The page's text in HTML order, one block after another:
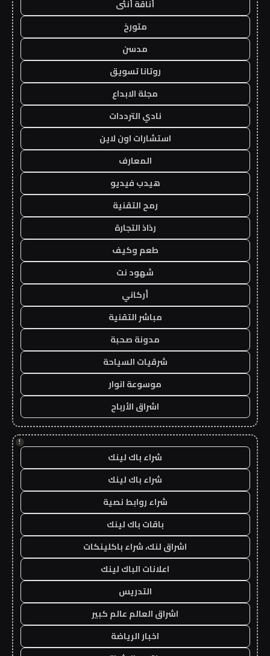
أناقة أنثى
متورخ
مدسن
روتانا تسويق
مجلة الابداع
نادي الترددات
استشارات اون لاين
المعارف
هيدب فيديو
رمح التقنية
رذاذ التجارة
طعم وكيف
شهود نت
أركاني
مباشر التقنية
مدونة صحبة
شرقيات السياحة
موسوعة انوار
اشراق الأرباح
!
شراء باك لينك
شراء باك لينك
شراء روابط نصية
باقات باك لينك
اشراق لنك، شراء باكلينكات
اعلانات الباك لينك
التدريس
اشراق العالم عالم كبير
اخبار الرياضة